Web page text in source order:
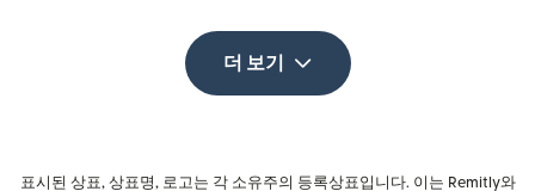
더 보기
표시된 상표, 상표명, 로고는 각 소유주의 등록상표입니다. 이는 Remitly와